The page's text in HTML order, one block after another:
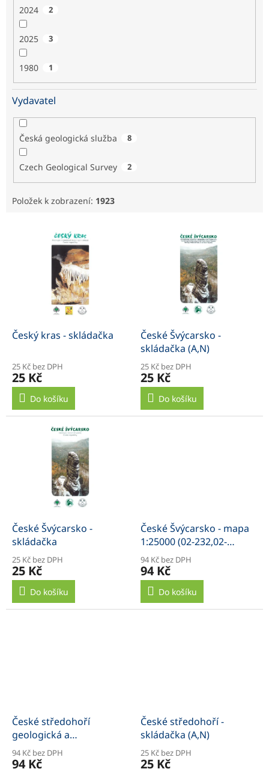
2024 2
2025 3
1980 1
Vydavatel
Česká geologická služba 8
Czech Geological Survey 2
Položek k zobrazení: 1923
ů
Český kras - skládačka
25 Kč bez DPH
25 Kč
Do košíku
České Švýcarsko -
skládačka (A,N)
25 Kč bez DPH
25 Kč
Do košíku
České Švýcarsko -
skládačka
25 Kč bez DPH
25 Kč
Do košíku
České Švýcarsko - mapa
1:25000 (02-232,02-
231,02-214,0223)
94 Kč bez DPH
94 Kč
Do košíku
České středohoří
geologická a
přírodovědná mapa
1:100 000, vysvětlivky
94 Kč bez DPH
94 Kč
České středohoří -
skládačka (A,N)
25 Kč bez DPH
25 Kč